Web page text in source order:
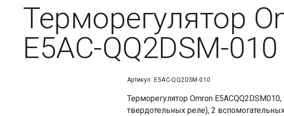
Терморегулятор
E5AC-QQ2DSM-010
Артикул: E5AC-QQ2DSM-010
Терморегулятор Omron
твердотельных реле), 2